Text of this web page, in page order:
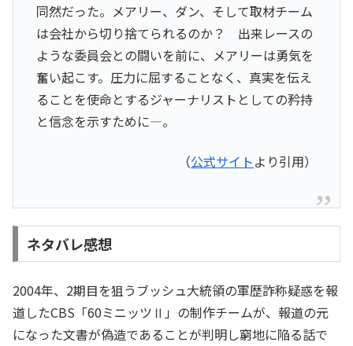
同然だった。メアリー、ダン、そして取材チーム
は会社から切り捨てられるのか？ 出来レースの
ような委員会との闘いを前に、メアリーは勇気を
奮い起こす。圧力に屈することなく、真実を伝え
ることを使命とするジャーナリストとしての矜持
と信念を示すために―。
（公式サイトより引用）
ネタバレ感想
2004年、2期目を狙うブッシュ大統領の軍歴詐称疑惑を報
道したCBS「60ミニッツⅡ」の制作チームが、報道の元
になった文書が偽造であることが判明し窮地に陥る話で